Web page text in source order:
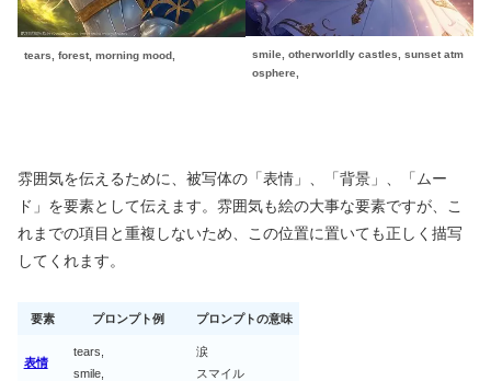
tears, forest, morning mood,
smile, otherworldly castles, sunset atm
osphere,
雰囲気を伝えるために、被写体の「表情」、「背景」、「ムー
ド」を要素として伝えます。雰囲気も絵の大事な要素ですが、こ
れまでの項目と重複しないため、この位置に置いても正しく描写
してくれます。
要素 プロンプト例 プロンプトの意味
表情
tears,
smile,
涙
スマイル